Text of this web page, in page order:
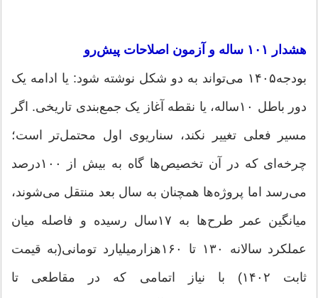
هشدار ۱۰۱ ساله و آزمون اصلاحات پیش‌رو
بودجه۱۴۰۵ می‌تواند به دو شکل نوشته شود: یا ادامه یک
دور باطل ۱۰ساله، یا نقطه آغاز یک جمع‌بندی تاریخی. اگر
مسیر فعلی تغییر نکند، سناریوی اول محتمل‌تر است؛
چرخه‌ای که در آن تخصیص‌ها گاه به بیش از ۱۰۰‌درصد
می‌رسد اما پروژه‌ها همچنان به سال بعد منتقل می‌شوند،
میانگین عمر طرح‌ها به ۱۷سال رسیده و فاصله میان
عملکرد سالانه ۱۳۰ تا ۱۶۰‌هزار‌میلیارد تومانی(به قیمت
ثابت ۱۴۰۲) با نیاز اتمامی که در مقاطعی تا